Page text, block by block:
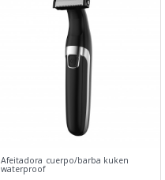
Afeitadora cuerpo/barba kuken
waterproof